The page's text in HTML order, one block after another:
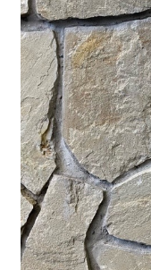
SERVICES
KONTAKT
MEIN KONTO